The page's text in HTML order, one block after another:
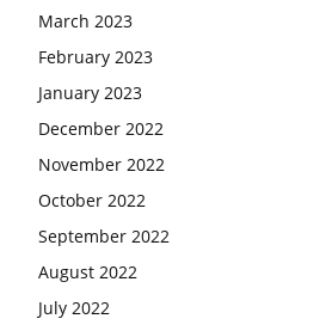
March 2023
February 2023
January 2023
December 2022
November 2022
October 2022
September 2022
August 2022
July 2022